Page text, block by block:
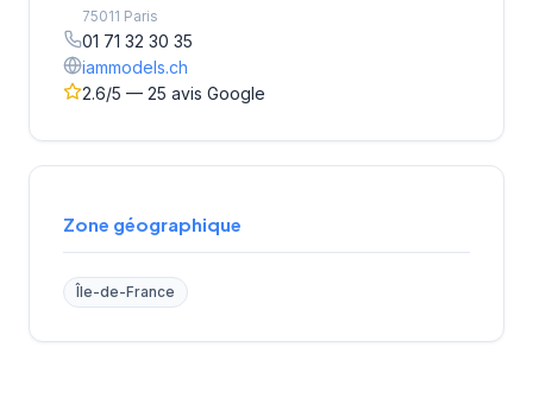
75011 Paris
01 71 32 30 35
iammodels.ch
2.6/5 — 25 avis Google
Zone géographique
Île-de-France